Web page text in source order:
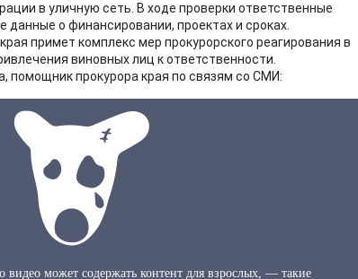
в уличную сеть. В ходе проверки ответственные
о финансировании, проектах и сроках.
примет комплекс мер прокурорского реагирования в
виновных лиц к ответственности.
помощник прокурора края по связям со СМИ: